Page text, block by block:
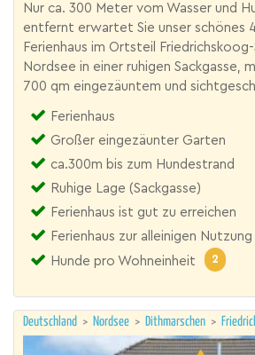
Nur ca. 300 Meter vom Wasser und
entfernt erwartet Sie unser schönes
Ferienhaus im Ortsteil
Nordsee in einer ruhigen Sackgasse,
700 qm eingezäuntem und
Ferienhaus
Großer eingezäunter Garten
ca.300m bis zum Hundestrand
Ruhige Lage (Sackgasse)
Ferienhaus ist gut zu erreichen
Ferienhaus zur alleinigen Nutzung
Hunde pro Wohneinheit
2
Deutschland > Nordsee > Dithmarschen >